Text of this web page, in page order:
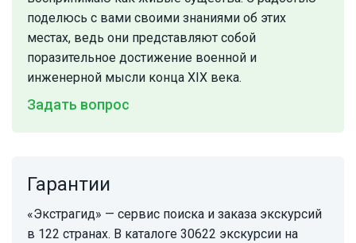
поделюсь с вами своими знаниями об этих
местах, ведь они представляют собой
поразительное достижение военной и
инженерной мысли конца XIX века.
Задать вопрос
Гарантии
«Экстрагид» — сервис поиска и заказа экскурсий
в 122 странах. В каталоге 30622 экскурсии на